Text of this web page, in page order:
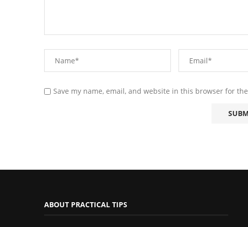
Save my name, email, and website in this browser for
ABOUT PRACTICAL TIPS